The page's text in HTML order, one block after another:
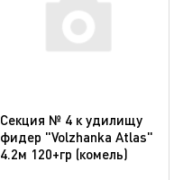
Секция № 4 к удилищу
фидер "Volzhanka Atlas"
4.2м 120+гр (комель)